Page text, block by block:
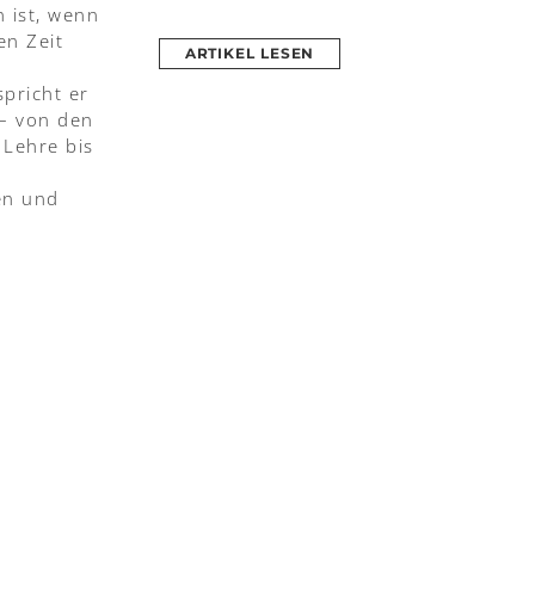
ist, wenn
Zeit
er
von den
bis
und
ARTIKEL LESEN